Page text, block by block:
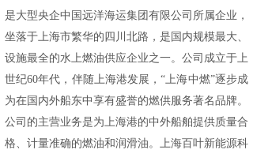
是大型央企中国远洋海运集团有限公司所属企业，
坐落于上海市繁华的四川北路，是国内规模最大、
设施最全的水上燃油供应企业之一。公司成立于上
世纪60年代，伴随上海港发展，“上海中燃”逐步成
为在国内外船东中享有盛誉的燃供服务著名品牌。
公司的主营业务是为上海港的中外船舶提供质量合
格、计量准确的燃油和润滑油。 上海百叶新能源科